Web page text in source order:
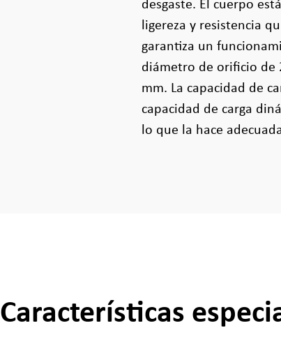
desgaste. El cuerpo
ligereza y resistencia
garantiza un
diámetro de orificio de
mm. La capacidad de
capacidad de carga
lo que la hace
Características